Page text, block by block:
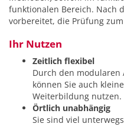
funktionalen Bereich. Nach
vorbereitet, die Prüfung zum
Ihr Nutzen
Zeitlich flexibel
Durch den
können Sie auch
Weiterbildung nutzen.
Örtlich unabhängig
Sie sind viel